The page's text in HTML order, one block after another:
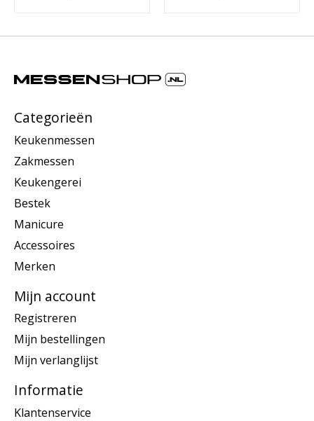
Categorieën
Keukenmessen
Zakmessen
Keukengerei
Bestek
Manicure
Accessoires
Merken
Mijn account
Registreren
Mijn bestellingen
Mijn verlanglijst
Informatie
Klantenservice